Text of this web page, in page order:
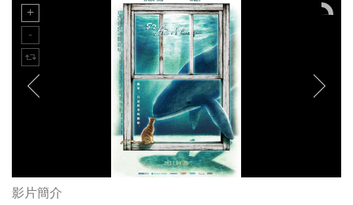
52赫茲 我愛你劇照
影片簡介